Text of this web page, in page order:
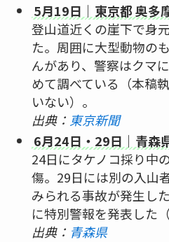
5月19日｜東京都 奥多
登山道近くの崖下で身
た。周囲に大型動物の
んがあり、警察はクマ
めて調べている（本稿
いない）。
出典： 東京新聞
6月24日・29日｜青森
24日にタケノコ採り中
傷。29日には別の入山
みられる事故が発生し
に特別警報を発表した
出典： 青森県